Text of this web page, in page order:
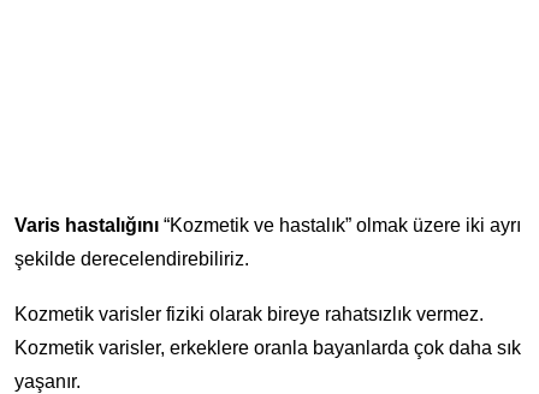
Varis hastalığını “Kozmetik ve hastalık” olmak üzere iki ayrı
şekilde derecelendirebiliriz.
Kozmetik varisler fiziki olarak bireye rahatsızlık vermez.
Kozmetik varisler, erkeklere oranla bayanlarda çok daha sık
yaşanır.